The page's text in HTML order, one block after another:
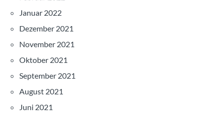
Januar 2022
Dezember 2021
November 2021
Oktober 2021
September 2021
August 2021
Juni 2021